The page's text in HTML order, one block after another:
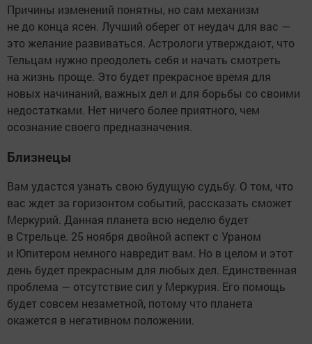
Причины изменений понятны, но сам механизм
не до конца ясен. Лучший оберег от неудач для вас —
это желание развиваться. Астрологи утверждают, что
Тельцам нужно преодолеть себя и начать смотреть
на жизнь проще. Это будет прекрасное время для
новых начинаний, важных дел и для борьбы со своими
недостатками. Нет ничего более приятного, чем
осознание своего предназначения.
Близнецы
Вам удастся узнать свою будущую судьбу. О том, что
вас ждет за горизонтом событий, рассказать сможет
Меркурий. Данная планета всю неделю будет
в Стрельце. 25 ноября двойной аспект с Ураном
и Юпитером немного навредит вам. Но в целом и этот
день будет прекрасным для любых дел. Единственная
проблема — отсутствие сил у Меркурия. Его помощь
будет совсем незаметной, потому что планета
окажется в негативном положении.